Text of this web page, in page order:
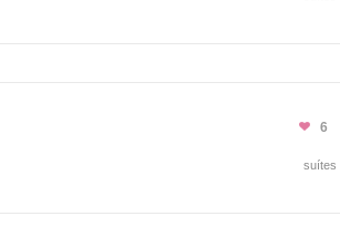
6
suítes